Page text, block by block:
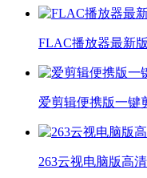
FLAC播放器最新
爱剪辑便携版一键
263云视电脑版高